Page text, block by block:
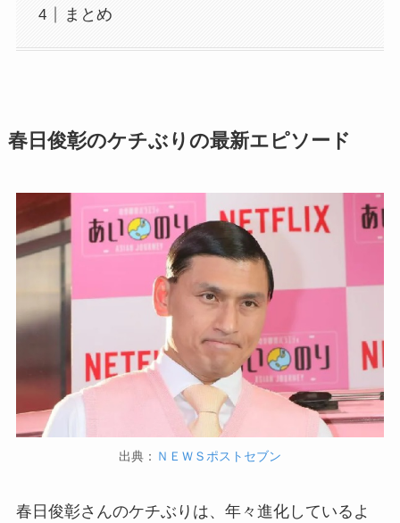
まとめ
春日俊彰のケチぶりの最新エピソード
出典： ＮＥＷＳポストセブン
春日俊彰さんのケチぶりは、年々進化しているよ